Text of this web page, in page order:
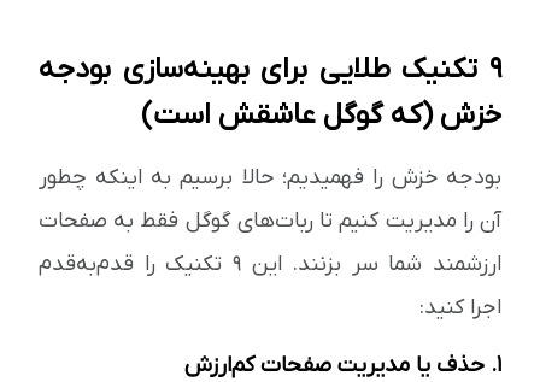
۹ تکنیک طلایی برای بهینه‌سازی بودجه
خزش (که گوگل عاشقش است)
بودجه خزش را فهمیدیم؛ حالا برسیم به اینکه چطور
آن را مدیریت کنیم تا ربات‌های گوگل فقط به صفحات
ارزشمند شما سر بزنند. این ۹ تکنیک را قدم‌به‌قدم
اجرا کنید:
۱. حذف یا مدیریت صفحات کم‌ارزش